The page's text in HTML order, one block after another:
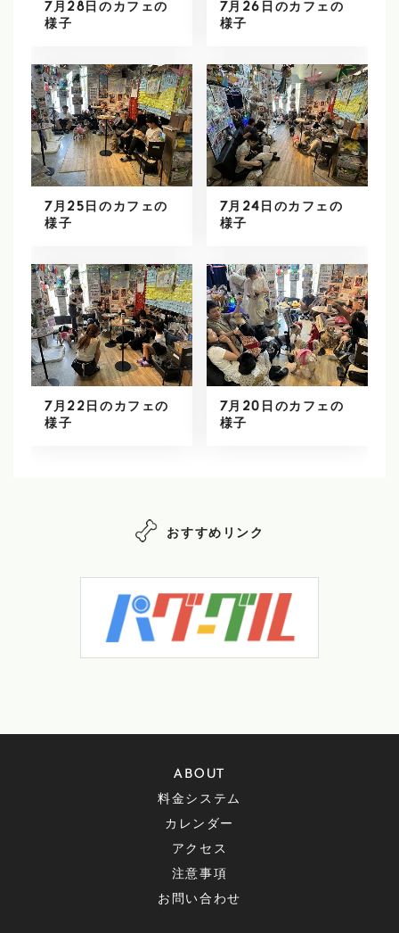
7月28日のカフェの
様子
7月26日のカフェの
様子
7月25日のカフェの
様子
7月24日のカフェの
様子
7月22日のカフェの
様子
7月20日のカフェの
様子
おすすめリンク
ABOUT
料金システム
カレンダー
アクセス
注意事項
お問い合わせ